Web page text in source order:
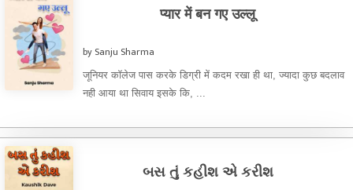
प्यार में बन गए उल्लू
by Sanju Sharma
जूनियर कॉलेज पास करके डिग्री में कदम रखा ही था, ज्यादा कुछ बदलाव
नही आया था सिवाय इसके कि, ...
બસ તું કહીશ એ કરીશ